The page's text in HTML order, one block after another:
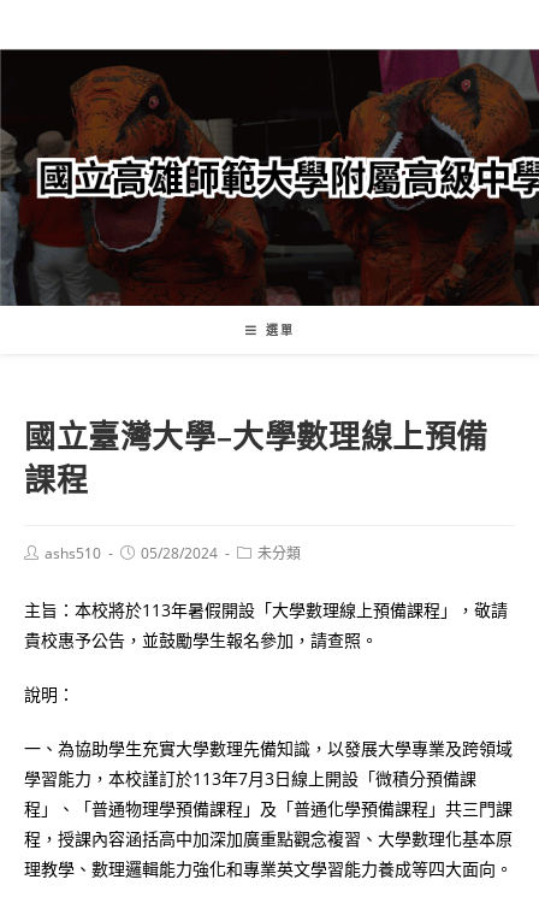
轉
要
內
容
選單
國立臺灣大學–大學數理線上預備
課程
Postashs510
Post05/28/2024
Post未分類
主旨：本校將於113年暑假開設「大學數理線上預備課程」，敬請
貴校惠予公告，並鼓勵學生報名參加，請查照。
說明：
一、為協助學生充實大學數理先備知識，以發展大學專業及跨領域
學習能力，本校謹訂於113年7月3日線上開設「微積分預備課
程」、「普通物理學預備課程」及「普通化學預備課程」共三門課
程，授課內容涵括高中加深加廣重點觀念複習、大學數理化基本原
理教學、數理邏輯能力強化和專業英文學習能力養成等四大面向。